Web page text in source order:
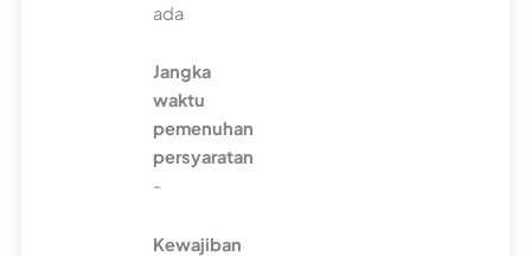
ada
Jangka
waktu
pemenuhan
persyaratan
-
Kewajiban